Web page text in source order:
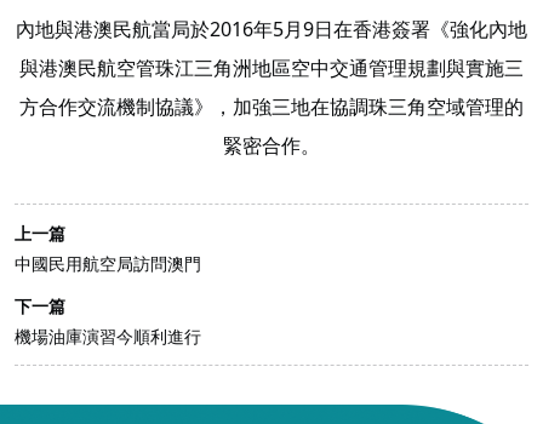
內地與港澳民航當局於2016年5月9日在香港簽署《強化內地
與港澳民航空管珠江三角洲地區空中交通管理規劃與實施三
方合作交流機制協議》，加強三地在協調珠三角空域管理的
緊密合作。
上一篇
中國民用航空局訪問澳門
下一篇
機場油庫演習今順利進行